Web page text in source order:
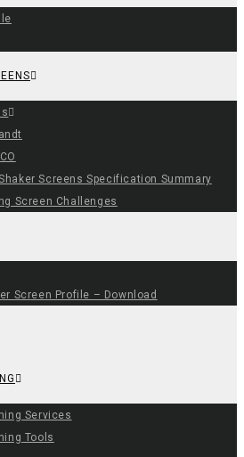
Screens Specification Summary
Screen Challenges
Screen Profile – Download
Services
Tools